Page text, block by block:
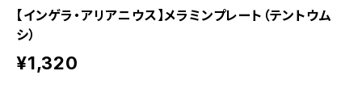
【インゲラ・アリアニウス】メラミンプレート（テントウム
シ）
¥1,320